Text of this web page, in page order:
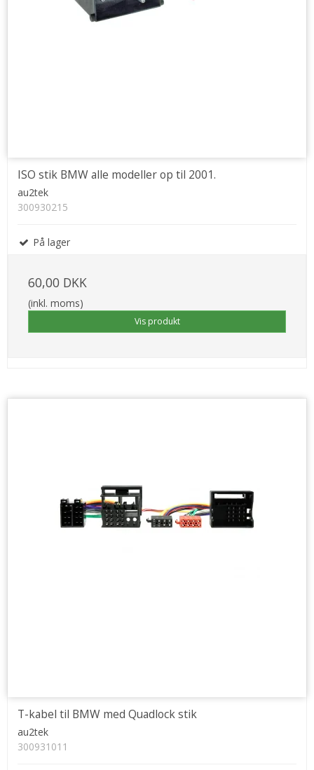
ISO stik BMW alle modeller op til 2001.
au2tek
300930215
På lager
60,00 DKK
(inkl. moms)
Vis produkt
T-kabel til BMW med Quadlock stik
au2tek
300931011